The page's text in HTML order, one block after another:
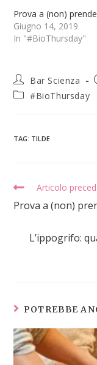
Prova a (non)
Giugno 14, 2019
In "#BioThursday"
Bar Scienza
#BioThursday
TAG: TILDE
Articolo
Prova a (non)
L’ippogrifo:
POTREBBE